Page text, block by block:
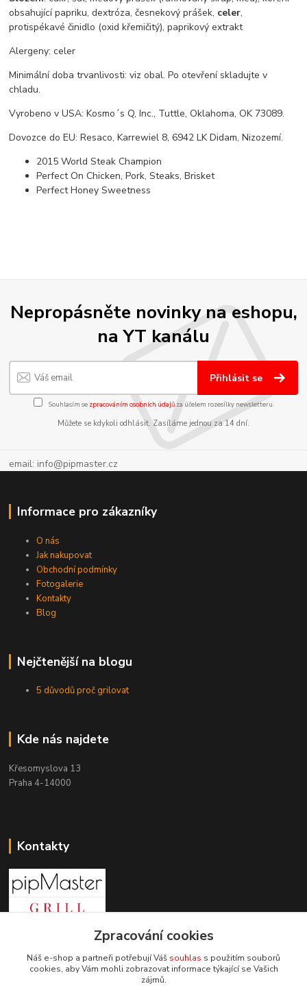
obsahující papriku, dextróza, česnekový prášek, celer,
protispékavé činidlo (oxid křemičitý), paprikový extrakt
Alergeny: celer
Minimální doba trvanlivosti: viz obal. Po otevření skladujte v
chladu.
Vyrobeno v USA: Kosmo´s Q, Inc., Tuttle, Oklahoma, OK 73089.
Dovozce do EU: Resaco, Karrewiel 8, 6942 LK Didam, Nizozemí.
2015 World Steak Champion
Perfect On Chicken, Pork, Steaks, Brisket
Perfect Honey Sweetness
Nepropásněte novinky na eshopu,
na YT kanálu
Přihlásit se
Souhlasím se zpracováním osobních údajůza účelem rozesílky newsletteru.
Můžete se kdykoli odhlásit. Zasíláme jednou za 14 dní.
email: info@pipmaster.cz
Informace pro zákazníky
O nás
Jak nakupovat
Obchodní podmínky
Fotogalerie
Kontakty
Blog
Nejčtenější na blogu
5 důvodů proč grilovat
Kde nás najdete
Křesomyslova 13
Praha 4-14000
Kontakty
+420 603 197 240
info@pipmaster.cz
Zpracování cookies
Náš e-shop a partneři potřebují Váš souhlas s použitím souborů
cookies, aby Vám mohli zobrazovat informace týkající se Vašich
zájmů.